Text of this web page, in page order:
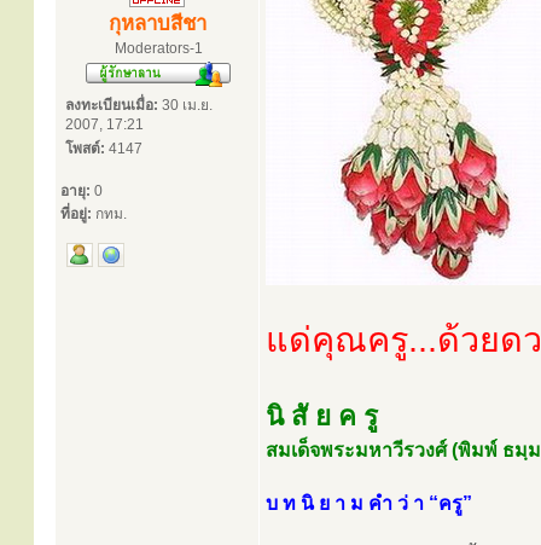
กุหลาบสีชา
Moderators-1
ลงทะเบียนเมื่อ: 30 เม.ย.
2007, 17:21
โพสต์: 4147
อายุ: 0
ที่อยู่: กทม.
แด่คุณครู...ด้วยด
นิ สั ย ค รู
สมเด็จพระมหาวีรวงศ์ (พิมพ์ ธมฺ
บ ท นิ ย า ม คำ ว่ า “ครู”